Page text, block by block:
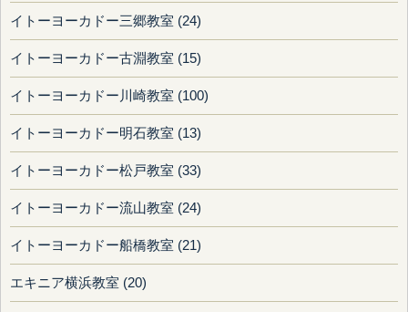
イトーヨーカドー三郷教室 (24)
イトーヨーカドー古淵教室 (15)
イトーヨーカドー川崎教室 (100)
イトーヨーカドー明石教室 (13)
イトーヨーカドー松戸教室 (33)
イトーヨーカドー流山教室 (24)
イトーヨーカドー船橋教室 (21)
エキニア横浜教室 (20)